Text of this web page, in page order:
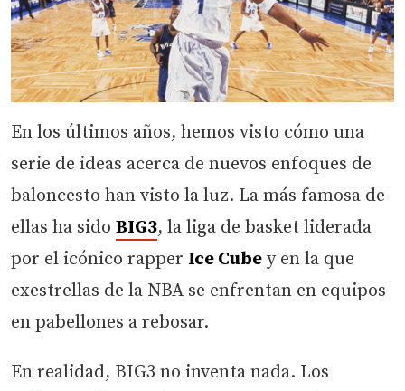
En los últimos años, hemos visto cómo una
serie de ideas acerca de nuevos enfoques de
baloncesto han visto la luz. La más famosa de
ellas ha sido BIG3, la liga de basket liderada
por el icónico rapper Ice Cube y en la que
exestrellas de la NBA se enfrentan en equipos
en pabellones a rebosar.
En realidad, BIG3 no inventa nada. Los